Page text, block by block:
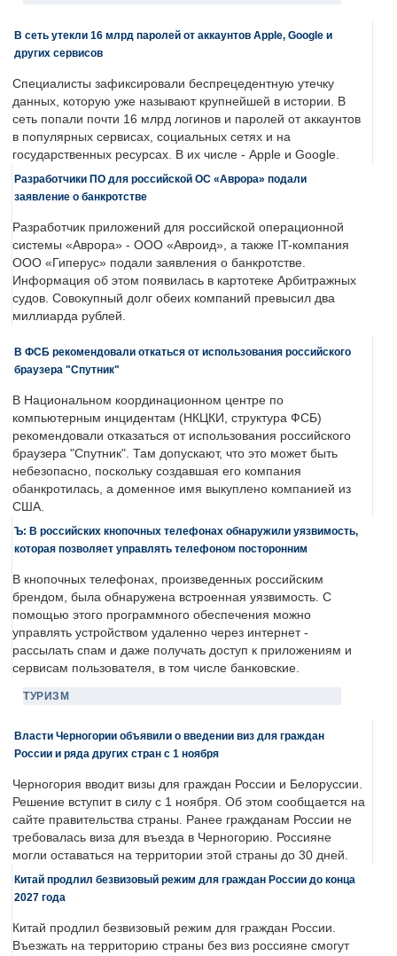
В сеть утекли 16 млрд паролей от аккаунтов Apple, Google и
других сервисов
Специалисты зафиксировали беспрецедентную утечку
данных, которую уже называют крупнейшей в истории. В
сеть попали почти 16 млрд логинов и паролей от аккаунтов
в популярных сервисах, социальных сетях и на
государственных ресурсах. В их числе - Apple и Google.
Разработчики ПО для российской ОС «Аврора» подали
заявление о банкротстве
Разработчик приложений для российской операционной
системы «Аврора» - ООО «Авроид», а также IT-компания
ООО «Гиперус» подали заявления о банкротстве.
Информация об этом появилась в картотеке Арбитражных
судов. Совокупный долг обеих компаний превысил два
миллиарда рублей.
В ФСБ рекомендовали откаться от использования российского
браузера "Спутник"
В Национальном координационном центре по
компьютерным инцидентам (НКЦКИ, структура ФСБ)
рекомендовали отказаться от использования российского
браузера "Спутник". Там допускают, что это может быть
небезопасно, поскольку создавшая его компания
обанкротилась, а доменное имя выкуплено компанией из
США.
Ъ: В российских кнопочных телефонах обнаружили уязвимость,
которая позволяет управлять телефоном посторонним
В кнопочных телефонах, произведенных российским
брендом, была обнаружена встроенная уязвимость. С
помощью этого программного обеспечения можно
управлять устройством удаленно через интернет -
рассылать спам и даже получать доступ к приложениям и
сервисам пользователя, в том числе банковские.
ТУРИЗМ
Власти Черногории объявили о введении виз для граждан
России и ряда других стран с 1 ноября
Черногория вводит визы для граждан России и Белоруссии.
Решение вступит в силу с 1 ноября. Об этом сообщается на
сайте правительства страны. Ранее гражданам России не
требовалась виза для въезда в Черногорию. Россияне
могли оставаться на территории этой страны до 30 дней.
Китай продлил безвизовый режим для граждан России до конца
2027 года
Китай продлил безвизовый режим для граждан России.
Въезжать на территорию страны без виз россияне смогут